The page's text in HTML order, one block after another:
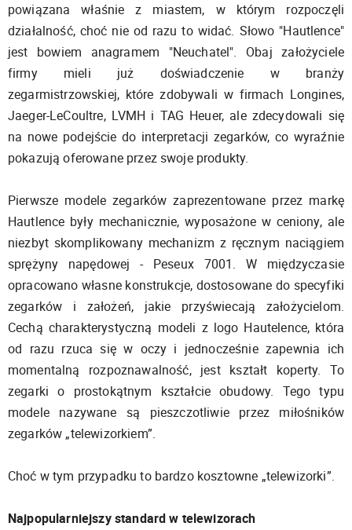
powiązana właśnie z miastem, w którym rozpoczęli
działalność, choć nie od razu to widać. Słowo "Hautlence"
jest bowiem anagramem "Neuchatel". Obaj założyciele
firmy mieli już doświadczenie w branży
zegarmistrzowskiej, które zdobywali w firmach Longines,
Jaeger-LeCoultre, LVMH i TAG Heuer, ale zdecydowali się
na nowe podejście do interpretacji zegarków, co wyraźnie
pokazują oferowane przez swoje produkty.
Pierwsze modele zegarków zaprezentowane przez markę
Hautlence były mechanicznie, wyposażone w ceniony, ale
niezbyt skomplikowany mechanizm z ręcznym naciągiem
sprężyny napędowej - Peseux 7001. W międzyczasie
opracowano własne konstrukcje, dostosowane do specyfiki
zegarków i założeń, jakie przyświecają założycielom.
Cechą charakterystyczną modeli z logo Hautelence, która
od razu rzuca się w oczy i jednocześnie zapewnia ich
momentalną rozpoznawalność, jest kształt koperty. To
zegarki o prostokątnym kształcie obudowy. Tego typu
modele nazywane są pieszczotliwie przez miłośników
zegarków „telewizorkiem”.
Choć w tym przypadku to bardzo kosztowne „telewizorki”.
Najpopularniejszy standard w telewizorach